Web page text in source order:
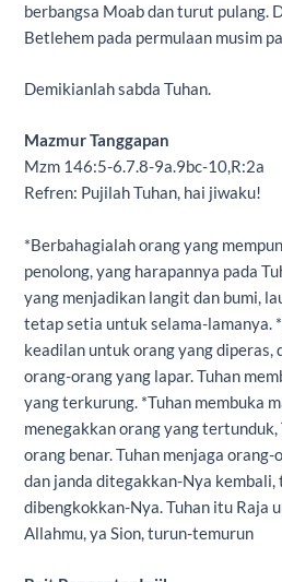
berbangsa Moab dan turut pulang.
Betlehem pada permulaan musim
Demikianlah sabda Tuhan.
Mazmur Tanggapan
Mzm 146:5-6.7.8-9a.9bc-10,R:2a
Refren: Pujilah Tuhan, hai jiwaku!
*Berbahagialah orang yang
penolong, yang harapannya pada
yang menjadikan langit dan bumi,
tetap setia untuk selama-lamanya.
keadilan untuk orang yang diperas,
orang-orang yang lapar. Tuhan
yang terkurung. *Tuhan membuka
menegakkan orang yang tertunduk,
orang benar. Tuhan menjaga
dan janda ditegakkan-Nya
dibengkokkan-Nya. Tuhan itu Raja
Allahmu, ya Sion, turun-temurun